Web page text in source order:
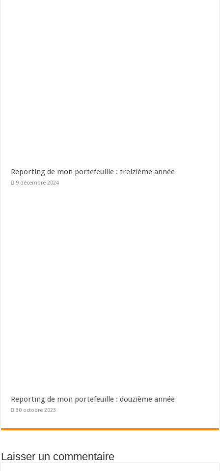
Reporting de mon portefeuille : treizième année
9 décembre 2024
Reporting de mon portefeuille : douzième année
30 octobre 2023
Laisser un commentaire